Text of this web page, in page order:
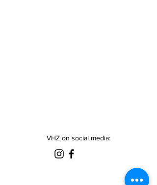
VHZ on social media: